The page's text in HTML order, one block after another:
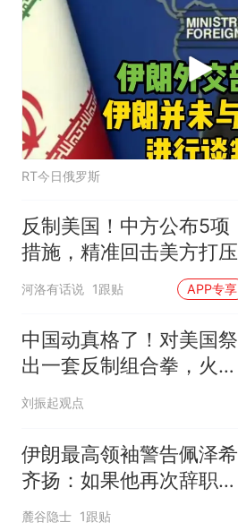
RT今日俄罗斯
反制美国！中方公布5项
措施，精准回击美方打压
河洛有话说 1跟贴 APP专享
中国动真格了！对美国祭
出一套反制组合拳，火力
之猛，近年少见
刘振起观点
伊朗最高领袖警告佩泽希
齐扬：如果他再次辞职，
辞职申请将被接受
麓谷隐士 1跟贴